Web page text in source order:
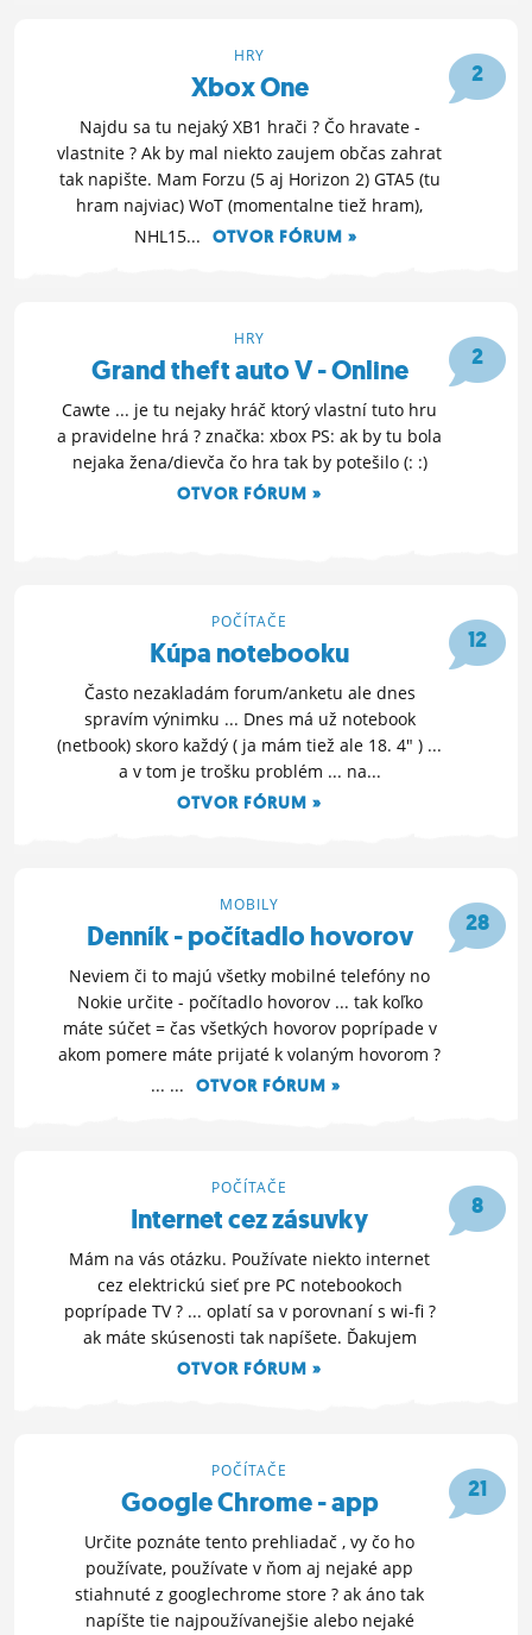
2
HRY
Xbox One
Najdu sa tu nejaký XB1 hrači ? Čo hravate -
vlastnite ? Ak by mal niekto zaujem občas zahrat
tak napište. Mam Forzu (5 aj Horizon 2) GTA5 (tu
hram najviac) WoT (momentalne tiež hram),
NHL15...
OTVOR FÓRUM »
2
HRY
Grand theft auto V - Online
Cawte ... je tu nejaky hráč ktorý vlastní tuto hru
a pravidelne hrá ? značka: xbox PS: ak by tu bola
nejaka žena/dievča čo hra tak by potešilo (: :)
OTVOR FÓRUM »
12
POČÍTAČE
Kúpa notebooku
Často nezakladám forum/anketu ale dnes
spravím výnimku ... Dnes má už notebook
(netbook) skoro každý ( ja mám tiež ale 18. 4" ) ...
a v tom je trošku problém ... na...
OTVOR FÓRUM »
28
MOBILY
Denník - počítadlo hovorov
Neviem či to majú všetky mobilné telefóny no
Nokie určite - počítadlo hovorov ... tak koľko
máte súčet = čas všetkých hovorov poprípade v
akom pomere máte prijaté k volaným hovorom ?
... ...
OTVOR FÓRUM »
8
POČÍTAČE
Internet cez zásuvky
Mám na vás otázku. Používate niekto internet
cez elektrickú sieť pre PC notebookoch
poprípade TV ? ... oplatí sa v porovnaní s wi-fi ?
ak máte skúsenosti tak napíšete. Ďakujem
OTVOR FÓRUM »
21
POČÍTAČE
Google Chrome - app
Určite poznáte tento prehliadač , vy čo ho
používate, používate v ňom aj nejaké app
stiahnuté z googlechrome store ? ak áno tak
napíšte tie najpoužívanejšie alebo nejaké